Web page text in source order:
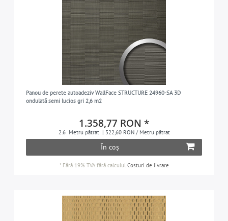
Panou de perete autoadeziv WallFace STRUCTURE 24960-SA 3D
ondulată semi lucios gri 2,6 m2
1.358,77 RON *
2.6 Metru pătrat | 522,60 RON / Metru pătrat
În coș
* Fără 19% TVAfără calculul Costuri de livrare